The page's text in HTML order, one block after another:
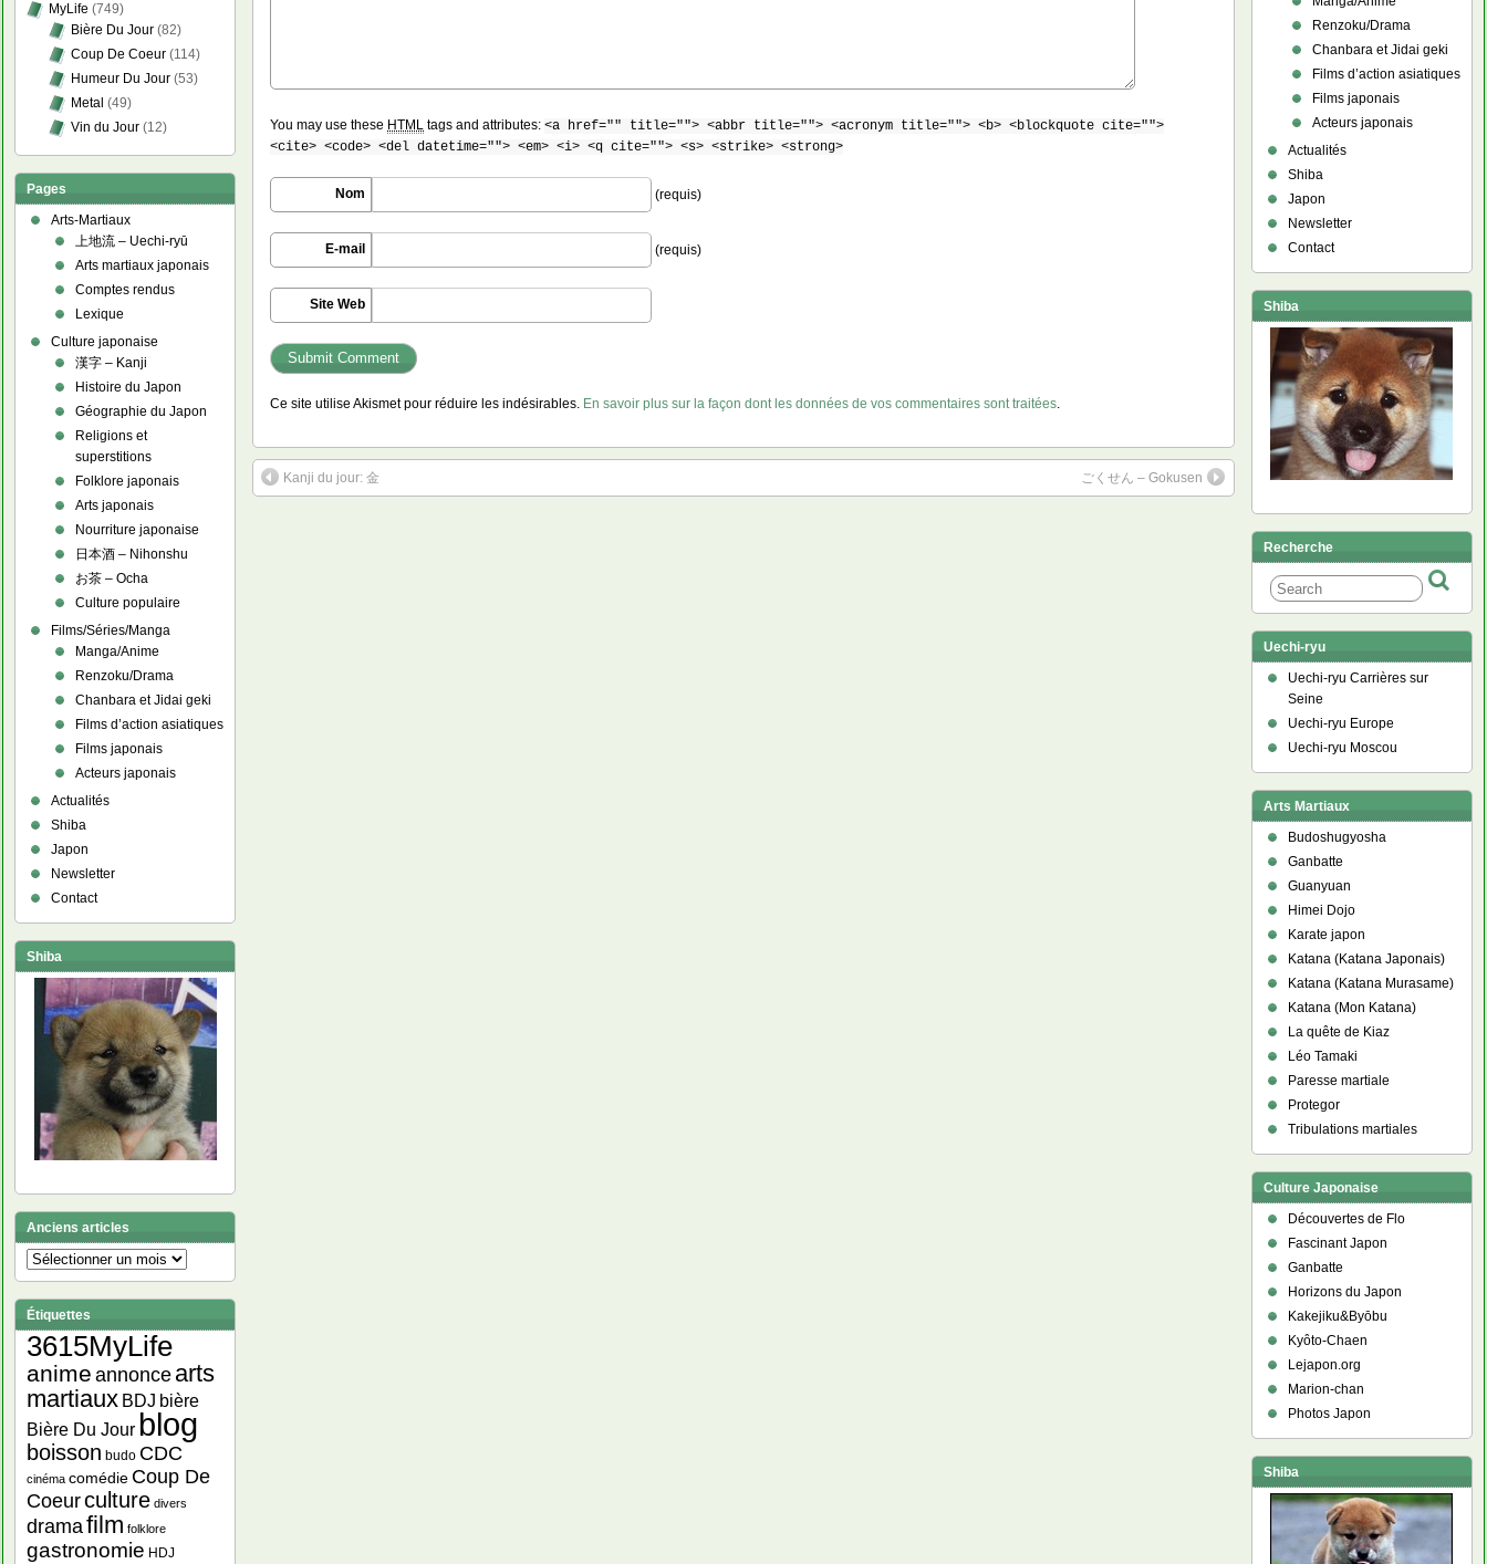
You may use these HTML tags and attributes:<a href="" title=""> <abbr title=""> <acronym title=""> <b> <blockquote cite="">
<cite> <code> <del datetime=""> <em> <i> <q cite=""> <s> <strike> <strong>
Nom (requis)
E-mail (requis)
Site Web
Ce site utilise Akismet pour réduire les indésirables. En savoir plus sur la façon dont les données de vos commentaires sont traitées
Kanji du jour: 金 ごくせん – Gokusen
MyLife (749)
Bière Du Jour (82)
Coup De Coeur (114)
Humeur Du Jour (53)
Metal (49)
Vin du Jour (12)
Pages
Arts-Martiaux
上地流 – Uechi-ryū
Arts martiaux japonais
Comptes rendus
Lexique
Culture japonaise
漢字 – Kanji
Histoire du Japon
Géographie du Japon
Religions et
superstitions
Folklore japonais
Arts japonais
Nourriture japonaise
日本酒 – Nihonshu
お茶 – Ocha
Culture populaire
Films/Séries/Manga
Manga/Anime
Renzoku/Drama
Chanbara et Jidai geki
Films d’action asiatiques
Films japonais
Acteurs japonais
Actualités
Shiba
Japon
Newsletter
Contact
Shiba
Anciens articles
Anciens
articles
Étiquettes
3615MyLife
anime annonce arts
martiaux BDJ bière
Bière Du Jour blog
boisson budo CDC
cinéma comédie Coup De
Coeurculture divers
dramafilm folklore
gastronomie HDJ
Renzoku/Drama
Chanbara et Jidai geki
Films d’action asiatiques
Films japonais
Acteurs japonais
Actualités
Shiba
Japon
Newsletter
Contact
Shiba
Recherche
Uechi-ryu
Uechi-ryu Carrières sur
Seine
Uechi-ryu Europe
Uechi-ryu Moscou
Arts Martiaux
Budoshugyosha
Ganbatte
Guanyuan
Himei Dojo
Karate japon
Katana (Katana Japonais)
Katana (Katana Murasame)
Katana (Mon Katana)
La quête de Kiaz
Léo Tamaki
Paresse martiale
Protegor
Tribulations martiales
Culture Japonaise
Découvertes de Flo
Fascinant Japon
Ganbatte
Horizons du Japon
Kakejiku&Byōbu
Kyôto-Chaen
Lejapon.org
Marion-chan
Photos Japon
Shiba